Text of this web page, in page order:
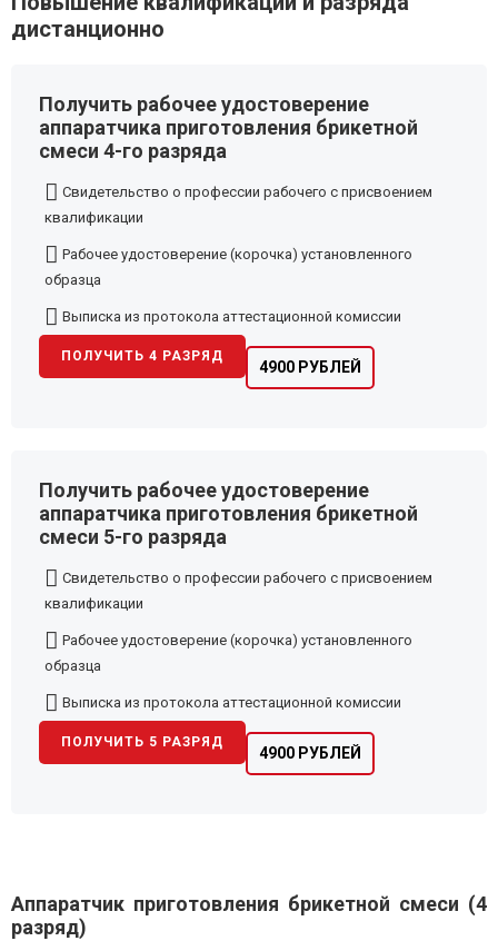
дистанционно
Получить рабочее удостоверение
аппаратчика приготовления брикетной
смеси 4-го разряда
Свидетельство о профессии рабочего с присвоением
квалификации
Рабочее удостоверение (корочка) установленного
образца
Выписка из протокола аттестационной комиссии
4900 РУБЛЕЙ
ПОЛУЧИТЬ 4 РАЗРЯД
Получить рабочее удостоверение
аппаратчика приготовления брикетной
смеси 5-го разряда
Свидетельство о профессии рабочего с присвоением
квалификации
Рабочее удостоверение (корочка) установленного
образца
Выписка из протокола аттестационной комиссии
4900 РУБЛЕЙ
ПОЛУЧИТЬ 5 РАЗРЯД
Аппаратчик приготовления брикетной смеси (4
разряд)